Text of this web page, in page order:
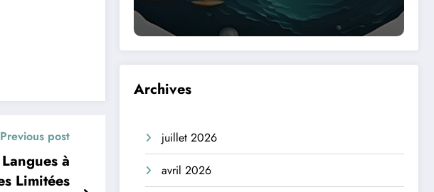
Previous post
à
Limitées
Archives
juillet 2026
avril 2026